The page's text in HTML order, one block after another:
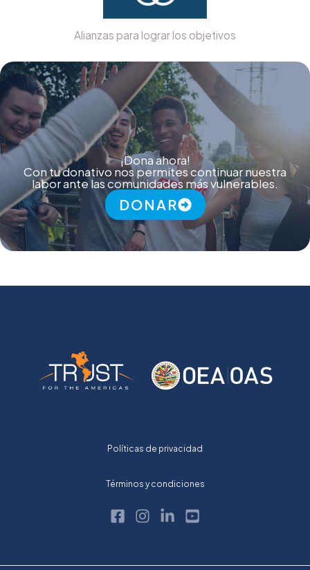
Alianzas para lograr los objetivos
¡Dona ahora!
Con tu donativo nos permites continuar nuestra
labor ante las comunidades más vulnerables.
DONAR
Políticas de privacidad
Términos y condiciones